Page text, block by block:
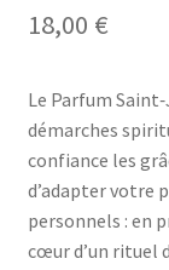
18,00 €
Le Parfum
démarches
confiance les
d’adapter votre
personnels : en
cœur d’un rituel